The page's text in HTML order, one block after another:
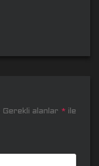
Gerekli alanlar * ile